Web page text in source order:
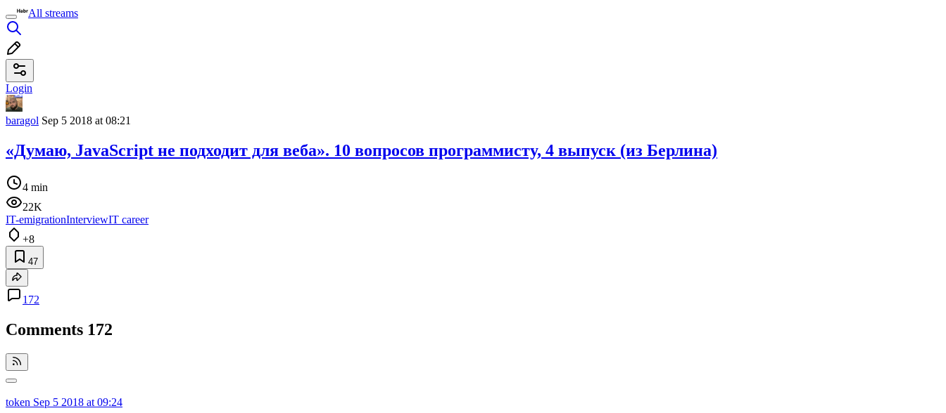
All streams
Login
baragol Sep 5 2018 at 08:21
«Думаю, JavaScript не подходит для веба». 10 вопросов программисту, 4 выпуск (из Берлина)
4 min
22K
IT-emigrationInterviewIT career
+8
47
172
Comments 172
token Sep 5 2018 at 09:24